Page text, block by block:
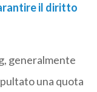
il diritto
generalmente
una quota